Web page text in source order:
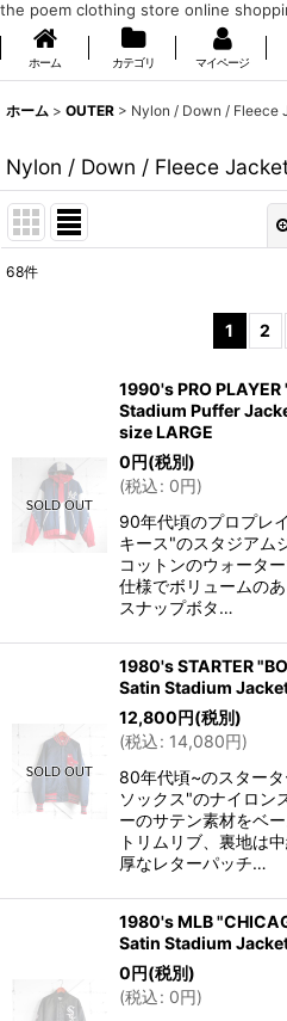
the poem clothing store online
ホーム カテゴリ マイページ
ホーム > OUTER > Nylon / Down / Fleece
Nylon / Down / Fleece
68件
1 2
1990's PRO PLAYER
Stadium Puffer
size LARGE
0円(税別)
(税込: 0円)
90年代頃のプロプレ
キース"のスタジアム
コットンのウォータ
仕様でボリュームの
スナップボタ…
1980's STARTER
Satin Stadium
12,800円(税別)
(税込: 14,080円)
80年代頃~のスター
ソックス"のナイロン
ーのサテン素材をベ
トリムリブ、裏地は
厚なレターパッチ…
1980's MLB
Satin Stadium
0円(税別)
(税込: 0円)